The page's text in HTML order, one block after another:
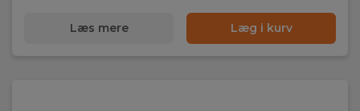
Læs mere Læg i kurv